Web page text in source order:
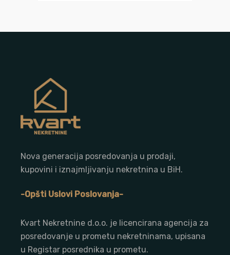
Nova generacija posredovanja u prodaji,
kupovini i iznajmljivanju nekretnina u BiH.
-Opšti Uslovi Poslovanja-
Kvart Nekretnine d.o.o. je licencirana agencija za
posredovanje u prometu nekretninama, upisana
u Registar posrednika u prometu.